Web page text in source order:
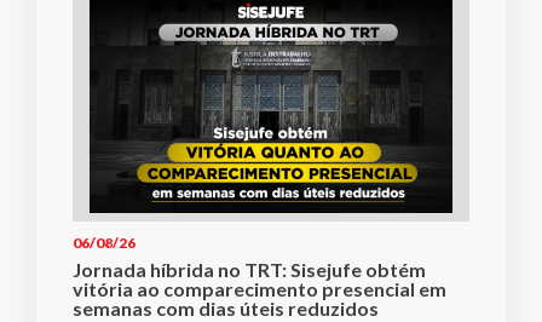
06/08/26
Jornada híbrida no TRT: Sisejufe obtém
vitória ao comparecimento presencial em
semanas com dias úteis reduzidos